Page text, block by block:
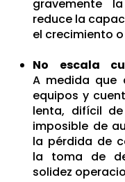
gravemente
reduce la
el crecimiento
No escala
A medida que
equipos y
lenta, difícil
imposible de
la pérdida de
la toma de
solidez